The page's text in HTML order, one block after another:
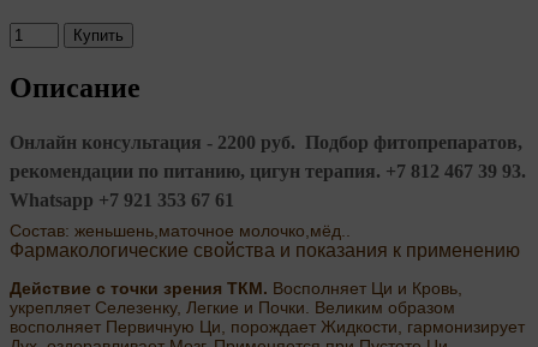
Купить
Описание
Онлайн консультация - 2200 руб. Подбор фитопрепаратов,
рекомендации по питанию, цигун терапия. +7 812 467 39 93.
Whatsapp +7 921 353 67 61
Состав: женьшень,маточное молочко,мёд..
Фармакологические свойства и показания к применению
Действие с точки зрения ТКМ. Восполняет Ци и Кровь,
укрепляет Селезенку, Легкие и Почки. Великим образом
восполняет Первичную Ци, порождает Жидкости, гармонизирует